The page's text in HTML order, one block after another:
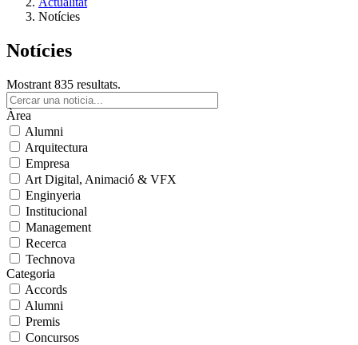
Notícies
Notícies
Mostrant 835 resultats.
Àrea
Alumni
Arquitectura
Empresa
Art Digital, Animació & VFX
Enginyeria
Institucional
Management
Recerca
Technova
Categoria
Accords
Alumni
Premis
Concursos